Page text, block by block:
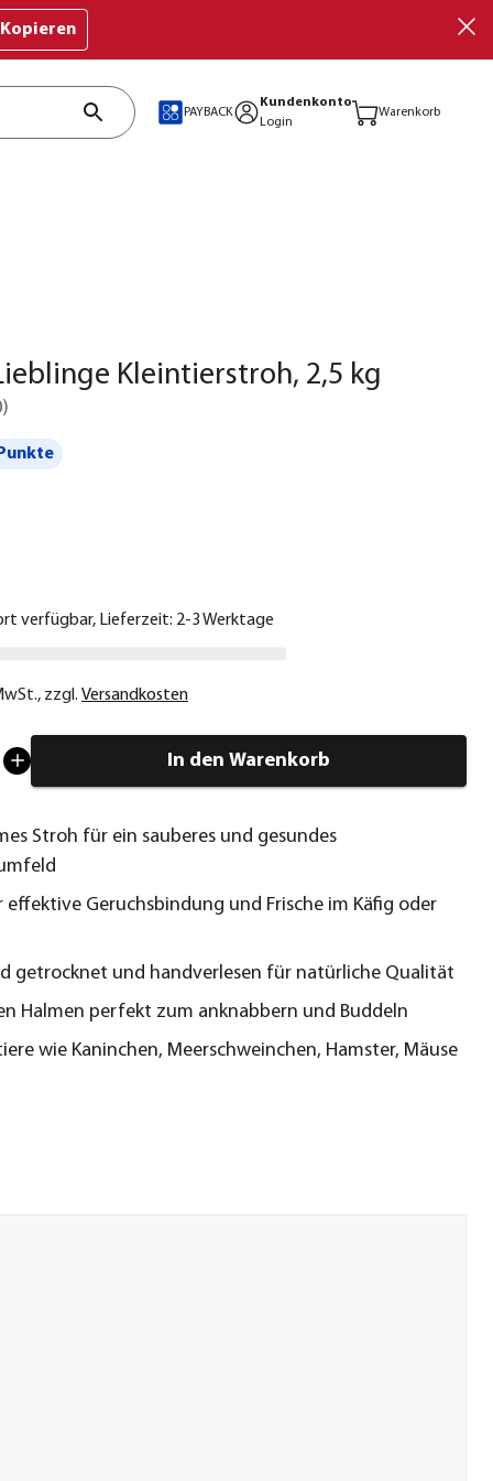
Kopieren
PAYBACK
Kundenkonto
Login
Warenkorb
Kleintierstroh, 2,5 kg
)
verfügbar, Lieferzeit: 2-3 Werktage
, zzgl. Versandkosten
In den Warenkorb
Stroh für ein sauberes und gesundes
effektive Geruchsbindung und Frische im Käfig oder
getrocknet und handverlesen für natürliche Qualität
Halmen perfekt zum anknabbern und Buddeln
wie Kaninchen, Meerschweinchen, Hamster, Mäuse